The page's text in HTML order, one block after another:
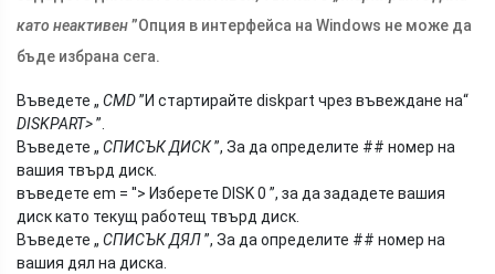
като неактивен”Опция в интерфейса на Windows не може да
бъде избрана сега.
Въведете „ CMD”И стартирайте diskpart чрез въвеждане на“
DISKPART>”.
Въведете „ СПИСЪК ДИСК”, За да определите ## номер на
вашия твърд диск.
въведете em = ''> Изберете DISK 0 ”, за да зададете вашия
диск като текущ работещ твърд диск.
Въведете „ СПИСЪК ДЯЛ”, За да определите ## номер на
вашия дял на диска.